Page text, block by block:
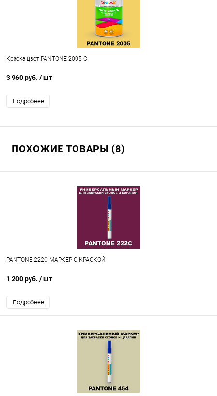
Краска цвет PANTONE 2005 C
3 960 руб. / шт
Подробнее
ПОХОЖИЕ ТОВАРЫ (8)
PANTONE 222C МАРКЕР С КРАСКОЙ
1 200 руб. / шт
Подробнее